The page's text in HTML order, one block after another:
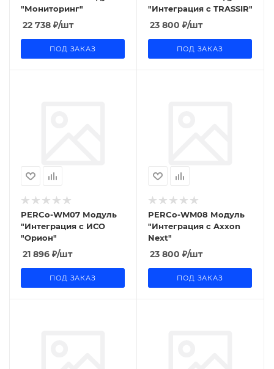
"Мониторинг"
22 738 ₽/шт
ПОД ЗАКАЗ
"Интеграция с TRASSIR"
23 800 ₽/шт
ПОД ЗАКАЗ
PERCo-WM07 Модуль
"Интеграция с ИСО
"Орион"
21 896 ₽/шт
ПОД ЗАКАЗ
PERCo-WM08 Модуль
"Интеграция с Axxon
Next"
23 800 ₽/шт
ПОД ЗАКАЗ